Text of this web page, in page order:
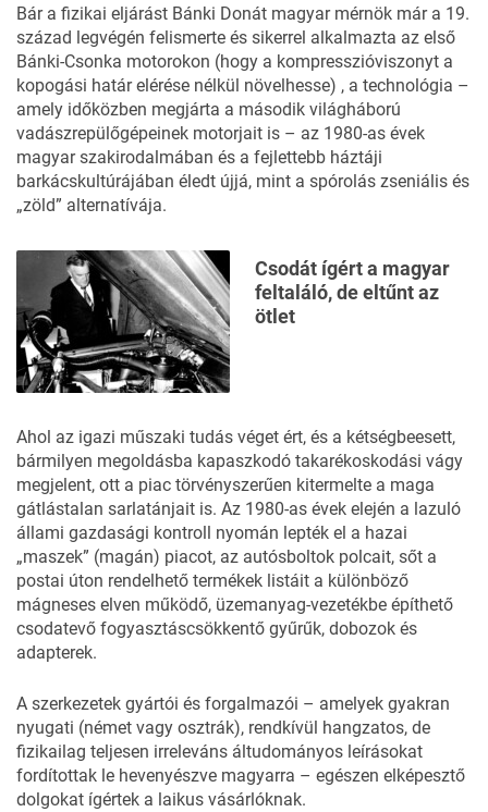
Bár a fizikai eljárást Bánki Donát magyar mérnök már a 19.
század legvégén felismerte és sikerrel alkalmazta az első
Bánki-Csonka motorokon (hogy a kompresszióviszonyt a
kopogási határ elérése nélkül növelhesse) , a technológia –
amely időközben megjárta a második világháború
vadászrepülőgépeinek motorjait is – az 1980-as évek
magyar szakirodalmában és a fejlettebb háztáji
barkácskultúrájában éledt újjá, mint a spórolás zseniális és
„zöld” alternatívája.
Csodát ígért a magyar
feltaláló, de eltűnt az
ötlet
Ahol az igazi műszaki tudás véget ért, és a kétségbeesett,
bármilyen megoldásba kapaszkodó takarékoskodási vágy
megjelent, ott a piac törvényszerűen kitermelte a maga
gátlástalan sarlatánjait is. Az 1980-as évek elején a lazuló
állami gazdasági kontroll nyomán lepték el a hazai
„maszek” (magán) piacot, az autósboltok polcait, sőt a
postai úton rendelhető termékek listáit a különböző
mágneses elven működő, üzemanyag-vezetékbe építhető
csodatevő fogyasztáscsökkentő gyűrűk, dobozok és
adapterek.
A szerkezetek gyártói és forgalmazói – amelyek gyakran
nyugati (német vagy osztrák), rendkívül hangzatos, de
fizikailag teljesen irreleváns áltudományos leírásokat
fordítottak le hevenyészve magyarra – egészen elképesztő
dolgokat ígértek a laikus vásárlóknak.